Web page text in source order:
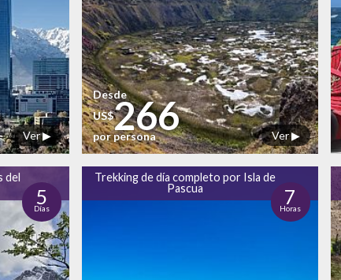
Ver ▶ Ver ▶
Desde
US$266
por persona
del
5
Días
Trekking de día completo por Isla de
Pascua
7
Horas